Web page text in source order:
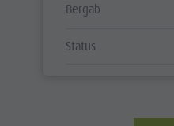
Bergab
Status